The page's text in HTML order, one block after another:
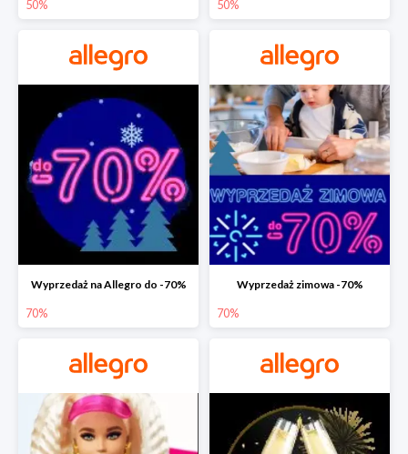
50% 50%
Wyprzedaż na Allegro do -70%
70%
Wyprzedaż zimowa -70%
70%